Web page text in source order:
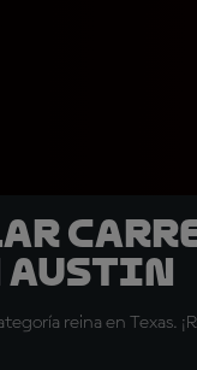
Austin
reina en Texas.